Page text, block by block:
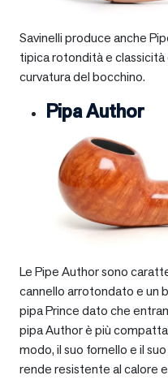
Savinelli produce anche
tipica rotondità e
curvatura del bocchino.
Pipa Author
Le Pipe Author sono
cannello arrotondato e un
pipa Prince dato che
pipa Author è più
modo, il suo fornello e il
rende resistente al calore